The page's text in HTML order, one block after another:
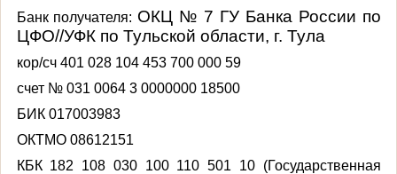
Банк получателя: ОКЦ № 7 ГУ Банка России по
ЦФО//УФК по Тульской области, г. Тула
кор/сч401 028 104 453 700 000 59
счет № 031 0064 3 0000000 18500
БИК017003983
ОКТМО08612151
КБК182 108 030 100 110 501 10 (Государственная